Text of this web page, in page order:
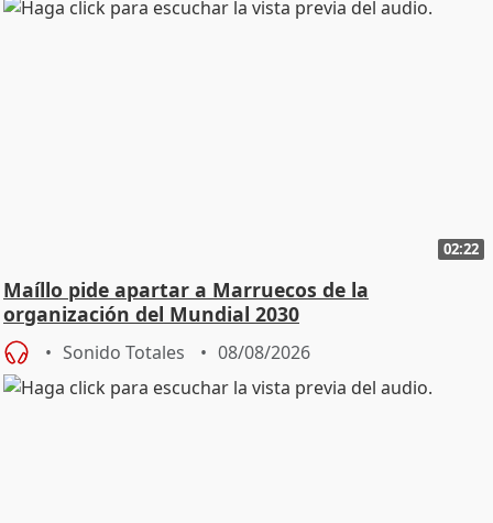
02:22
Maíllo pide apartar a Marruecos de la
organización del Mundial 2030
Sonido Totales 08/08/2026